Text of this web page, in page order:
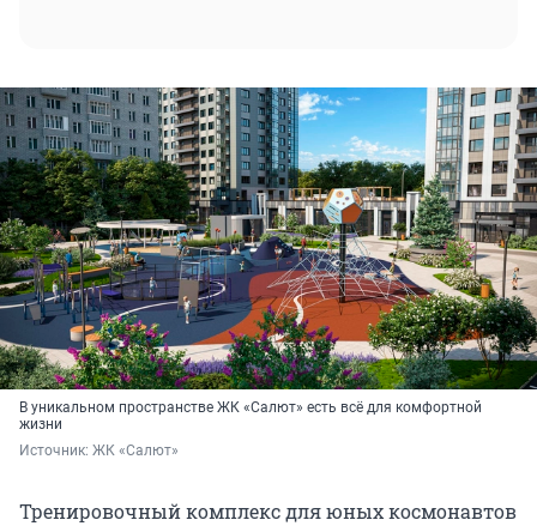
В уникальном пространстве ЖК «Салют» есть всё для комфортной
жизни
Источник: ЖК «Салют»
Тренировочный комплекс для юных космонавтов